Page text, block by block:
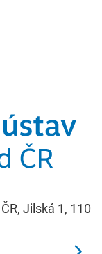
Jilská 1, 110